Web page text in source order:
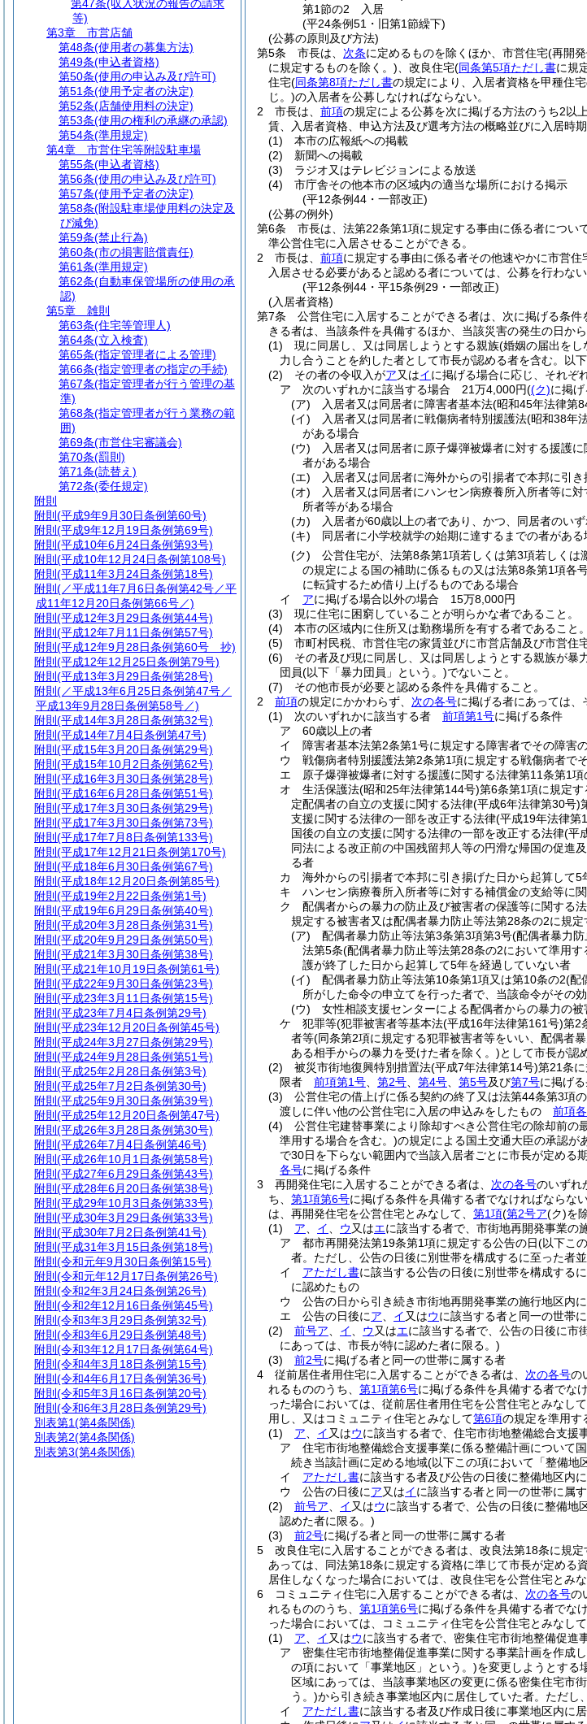
第1節の2
入居
(平24条例51・旧第1節繰下)
(公募の原則及び方法)
第5条
市長は、 次条に定めるものを除くほか、市営住宅(再開
に規定するものを除く。) 、改良住宅(同条第5項ただし書に規
住宅(同条第8項ただし書の規定により、入居者資格を甲種住
じ。)の入居者を公募しなければならない。
2
市長は、 前項の規定による公募を次に掲げる方法のうち2以
賃、入居者資格、申込方法及び選考方法の概略並びに入居時
(1)
本市の広報紙への掲載
(2)
新聞への掲載
(3)
ラジオ又はテレビジョンによる放送
(4)
市庁舎その他本市の区域内の適当な場所における掲示
(平12条例44・一部改正)
(公募の例外)
第6条
市長は、法第22条第1項に規定する事由に係る者につい
準公営住宅に入居させることができる。
2
市長は、 前項に規定する事由に係る者その他速やかに市営住
入居させる必要があると認める者については、公募を行わな
(平12条例44・平15条例29・一部改正)
(入居者資格)
第7条
公営住宅に入居することができる者は、次に掲げる条件
きる者は、当該条件を具備するほか、当該災害の発生の日か
(1)
現に同居し、又は同居しようとする親族(婚姻の届出をし
力し合うことを約した者として市長が認める者を含む。以
(2)
その者の令収入がア又はイに掲げる場合に応じ、それぞ
ア
次のいずれかに該当する場合 21万4,000円((ク)に掲
(ア)
入居者又は同居者に障害者基本法(昭和45年法律第
(イ)
入居者又は同居者に戦傷病者特別援護法(昭和38年
がある場合
(ウ)
入居者又は同居者に原子爆弾被爆者に対する援護
者がある場合
(エ)
入居者又は同居者に海外からの引揚者で本邦に引
(オ)
入居者又は同居者にハンセン病療養所入所者等に
所者等がある場合
(カ)
入居者が60歳以上の者であり、かつ、同居者のい
(キ)
同居者に小学校就学の始期に達するまでの者がある
(ク)
公営住宅が、法第8条第1項若しくは第3項若しくは
の規定による国の補助に係るもの又は法第8条第1項各
に転貸するため借り上げるものである場合
イ
アに掲げる場合以外の場合 15万8,000円
(3)
現に住宅に困窮していることが明らかな者であること。
(4)
本市の区域内に住所又は勤務場所を有する者であること。
(5)
市町村民税、市営住宅の家賃並びに市営店舗及び市営住
(6)
その者及び現に同居し、又は同居しようとする親族が暴
団員(以下「暴力団員」という。)でないこと。
(7)
その他市長が必要と認める条件を具備すること。
2
前項の規定にかかわらず、 次の各号に掲げる者にあっては、
(1)
次のいずれかに該当する者 前項第1号に掲げる条件
ア
60歳以上の者
イ
障害者基本法第2条第1号に規定する障害者でその障害
ウ
戦傷病者特別援護法第2条第1項に規定する戦傷病者で
エ
原子爆弾被爆者に対する援護に関する法律第11条第1
オ
生活保護法(昭和25年法律第144号)第6条第1項に規定
定配偶者の自立の支援に関する法律(平成6年法律第30号)
支援に関する法律の一部を改正する法律(平成19年法律第
国後の自立の支援に関する法律の一部を改正する法律(平
同法による改正前の中国残留邦人等の円滑な帰国の促進
る者
カ
海外からの引揚者で本邦に引き揚げた日から起算して5
キ
ハンセン病療養所入所者等に対する補償金の支給等に
ク
配偶者からの暴力の防止及び被害者の保護等に関する
規定する被害者又は配偶者暴力防止等法第28条の2に規
(ア)
配偶者暴力防止等法第3条第3項第3号(配偶者暴力
法第5条(配偶者暴力防止等法第28条の2において準用す
護が終了した日から起算して5年を経過していない者
(イ)
配偶者暴力防止等法第10条第1項又は第10条の2(配
所がした命令の申立てを行った者で、当該命令がその
(ウ)
女性相談支援センターによる配偶者からの暴力の
ケ
犯罪等(犯罪被害者等基本法(平成16年法律第161号)第2
者等(同条第2項に規定する犯罪被害者等をいい、配偶者
ある相手からの暴力を受けた者を除く。)として市長が認
(2)
被災市街地復興特別措置法(平成7年法律第14号)第21条
限者 前項第1号 第2号 第4号 第5号及び第7号に掲げ
(3)
公営住宅の借上げに係る契約の終了又は法第44条第3項
渡しに伴い他の公営住宅に入居の申込みをしたもの 前項
(4)
公営住宅建替事業により除却すべき公営住宅の除却前の
準用する場合を含む。)の規定による国土交通大臣の承認が
で30日を下らない範囲内で当該入居者ごとに市長が定め
各号に掲げる条件
3
再開発住宅に入居することができる者は、 次の各号のいずれ
ち、 第1項第6号に掲げる条件を具備する者でなければならない
は、再開発住宅を公営住宅とみなして、 第1項(第2号ア(ク)を
(1)
ア イ ウ 又はエに該当する者で、市街地再開発事業の
ア
都市再開発法第19条第1項に規定する公告の日(以下こ
者。 ただし、公告の日後に別世帯を構成するに至った者
イ
アただし書に該当する公告の日後に別世帯を構成する
に認めたもの
ウ
公告の日から引き続き市街地再開発事業の施行地区内
エ
公告の日後にア イ 又はウに該当する者と同一の世帯
(2)
前号ア イ ウ 又はエに該当する者で、公告の日後に市
にあっては、市長が特に認めた者に限る。)
(3)
前2号に掲げる者と同一の世帯に属する者
4
従前居住者用住宅に入居することができる者は、 次の各号の
れるもののうち、 第1項第6号に掲げる条件を具備する者でな
った場合においては、従前居住者用住宅を公営住宅とみなして
用し、又はコミュニティ住宅とみなして第6項の規定を準用す
(1)
ア イ 又はウに該当する者で、住宅市街地整備総合支援
ア
住宅市街地整備総合支援事業に係る整備計画について
続き当該計画に定める地域(以下この項において「整備地
イ
アただし書に該当する者及び公告の日後に整備地区内
ウ
公告の日後にア又はイに該当する者と同一の世帯に属
(2)
前号ア イ 又はウに該当する者で、公告の日後に整備地
認めた者に限る。)
(3)
前2号に掲げる者と同一の世帯に属する者
5
改良住宅に入居することができる者は、改良法第18条に規定
あっては、同法第18条に規定する資格に準じて市長が定める
居住しなくなった場合においては、改良住宅を公営住宅とみな
6
コミュニティ住宅に入居することができる者は、 次の各号の
れるもののうち、 第1項第6号に掲げる条件を具備する者でな
った場合においては、コミュニティ住宅を公営住宅とみなして
(1)
ア イ 又はウに該当する者で、密集住宅市街地整備促進
ア
密集住宅市街地整備促進事業に関する事業計画を作成
の項において「事業地区」という。)を変更しようとする
区域にあっては、当該事業地区の変更に係る密集住宅市
う。)から引き続き事業地区内に居住していた者。 ただし
イ
アただし書に該当する者及び作成日後に事業地区内に
第47条(収入状況の報告の請求
等)
第3章
市営店舗
第48条(使用者の募集方法)
第49条(申込者資格)
第50条(使用の申込み及び許可)
第51条(使用予定者の決定)
第52条(店舗使用料の決定)
第53条(使用の権利の承継の承認)
第54条(準用規定)
第4章
市営住宅等附設駐車場
第55条(申込者資格)
第56条(使用の申込み及び許可)
第57条(使用予定者の決定)
第58条(附設駐車場使用料の決定及
び減免)
第59条(禁止行為)
第60条(市の損害賠償責任)
第61条(準用規定)
第62条(自動車保管場所の使用の承
認)
第5章
雑則
第63条(住宅等管理人)
第64条(立入検査)
第65条(指定管理者による管理)
第66条(指定管理者の指定の手続)
第67条(指定管理者が行う管理の基
準)
第68条(指定管理者が行う業務の範
囲)
第69条(市営住宅審議会)
第70条(罰則)
第71条(読替え)
第72条(委任規定)
附則
附則 (平成9年9月30日条例第60号)
附則 (平成9年12月19日条例第69号)
附則 (平成10年6月24日条例第93号)
附則 (平成10年12月24日条例第108号)
附則 (平成11年3月24日条例第18号)
附則 (／平成11年7月6日条例第42号／平
成11年12月20日条例第66号／)
附則 (平成12年3月29日条例第44号)
附則 (平成12年7月11日条例第57号)
附則 (平成12年9月28日条例第60号 抄)
附則 (平成12年12月25日条例第79号)
附則 (平成13年3月29日条例第28号)
附則 (／平成13年6月25日条例第47号／
平成13年9月28日条例第58号／)
附則 (平成14年3月28日条例第32号)
附則 (平成14年7月4日条例第47号)
附則 (平成15年3月20日条例第29号)
附則 (平成15年10月2日条例第62号)
附則 (平成16年3月30日条例第28号)
附則 (平成16年6月28日条例第51号)
附則 (平成17年3月30日条例第29号)
附則 (平成17年3月30日条例第73号)
附則 (平成17年7月8日条例第133号)
附則 (平成17年12月21日条例第170号)
附則 (平成18年6月30日条例第67号)
附則 (平成18年12月20日条例第85号)
附則 (平成19年2月22日条例第1号)
附則 (平成19年6月29日条例第40号)
附則 (平成20年3月28日条例第31号)
附則 (平成20年9月29日条例第50号)
附則 (平成21年3月30日条例第38号)
附則 (平成21年10月19日条例第61号)
附則 (平成22年9月30日条例第23号)
附則 (平成23年3月11日条例第15号)
附則 (平成23年7月4日条例第29号)
附則 (平成23年12月20日条例第45号)
附則 (平成24年3月27日条例第29号)
附則 (平成24年9月28日条例第51号)
附則 (平成25年2月28日条例第3号)
附則 (平成25年7月2日条例第30号)
附則 (平成25年9月30日条例第39号)
附則 (平成25年12月20日条例第47号)
附則 (平成26年3月28日条例第30号)
附則 (平成26年7月4日条例第46号)
附則 (平成26年10月1日条例第58号)
附則 (平成27年6月29日条例第43号)
附則 (平成28年6月20日条例第38号)
附則 (平成29年10月3日条例第33号)
附則 (平成30年3月29日条例第33号)
附則 (平成30年7月2日条例第41号)
附則 (平成31年3月15日条例第18号)
附則 (令和元年9月30日条例第15号)
附則 (令和元年12月17日条例第26号)
附則 (令和2年3月24日条例第26号)
附則 (令和2年12月16日条例第45号)
附則 (令和3年3月29日条例第32号)
附則 (令和3年6月29日条例第48号)
附則 (令和3年12月17日条例第64号)
附則 (令和4年3月18日条例第15号)
附則 (令和4年6月17日条例第36号)
附則 (令和5年3月16日条例第20号)
附則 (令和6年3月28日条例第29号)
別表第1(第4条関係)
別表第2(第4条関係)
別表第3(第4条関係)